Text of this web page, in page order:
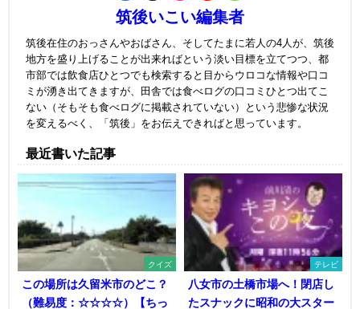
筑後いこい編集者
筑後在住のおっさんやおばさん、そしてたまに若人の4人が、筑後
地方を盛り上げることが出来ればという淡い目標を立てつつ、都
市部では飲食店ひとつでも検索すると目からウロコな情報や口コ
ミが湧き出てきますが、田舎では食べログの口コミひとつ出てこ
ない（そもそも食べログに掲載されていない）という悲惨な状況
を変えるべく、「筑後」をお伝えできればと思っています。
最近書いた記事
クイズ
この場所は久留米市のどこ？
（難易度：☆☆☆☆）【ちっ
テレビ
八女市の土橋市場へ！閉店し
たスナックに昭和の大スター